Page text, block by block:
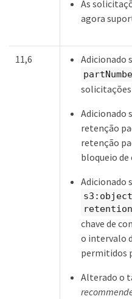
As
agora
11,6 Adicionado
solicitações
Adicionado
retenção
retenção
bloqueio de
Adicionado
chave de
o intervalo
permitidos
Alterado o